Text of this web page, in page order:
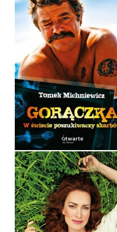
GORĄCZKA
TOMEK MICHNIEWICZ
OPRAWA MIĘKKA
39,90 ZŁ